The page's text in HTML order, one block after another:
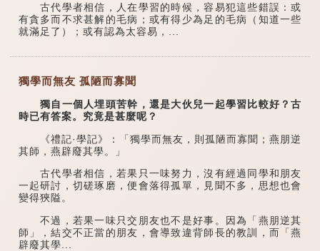
古代學者相信，人在學習的時候，容易犯這些錯誤：或
有貪多而不求甚解的毛病；或有得少為足的毛病（知道一些
就滿足了）；或有認為太容易，...
獨學而無友 孤陋而寡聞
獨自一個人埋頭苦幹，還是大伙兒一起學習比較好？古
時已有答案。究竟是甚麼呢？
《禮記·學記》：「獨學而無友，則孤陋而寡聞；燕朋逆
其師，燕辟廢其學。」
古代學者相信，若果只一味努力，沒有經過同學和朋友
一起研討，切磋琢磨，便會落得孤單，見聞不多，思想也會
變得狹隘。
不過，若果一味只交朋友也不是好事。因為「燕朋逆其
師」，結交不正當的朋友，會導致違背師長的教訓，而「燕
辟廢其學...